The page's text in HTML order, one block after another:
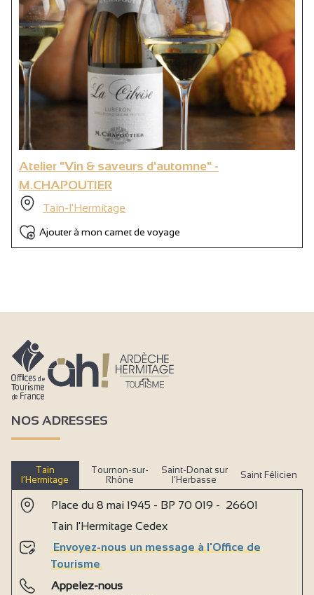
Atelier "Vin & saveurs d'automne" -
M.CHAPOUTIER
Tain-l'Hermitage
Ajouter à mon carnet de voyage
NOS ADRESSES
Tain
l’Hermitage
Tournon-sur-
Rhône
Saint-Donat sur
l’Herbasse
Saint Félicien
Place du 8 mai 1945 - BP 70 019 - 26601
Tain l'Hermitage Cedex
Envoyez-nous un message à l'Office de
Tourisme
Appelez-nous